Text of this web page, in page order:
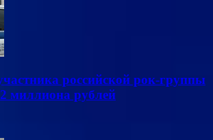
российской рок-группы
миллиона рублей